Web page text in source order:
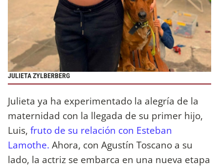
JULIETA ZYLBERBERG
Julieta ya ha experimentado la alegría de la
maternidad con la llegada de su primer hijo,
Luis, fruto de su relación con Esteban
Lamothe. Ahora, con Agustín Toscano a su
lado, la actriz se embarca en una nueva etapa